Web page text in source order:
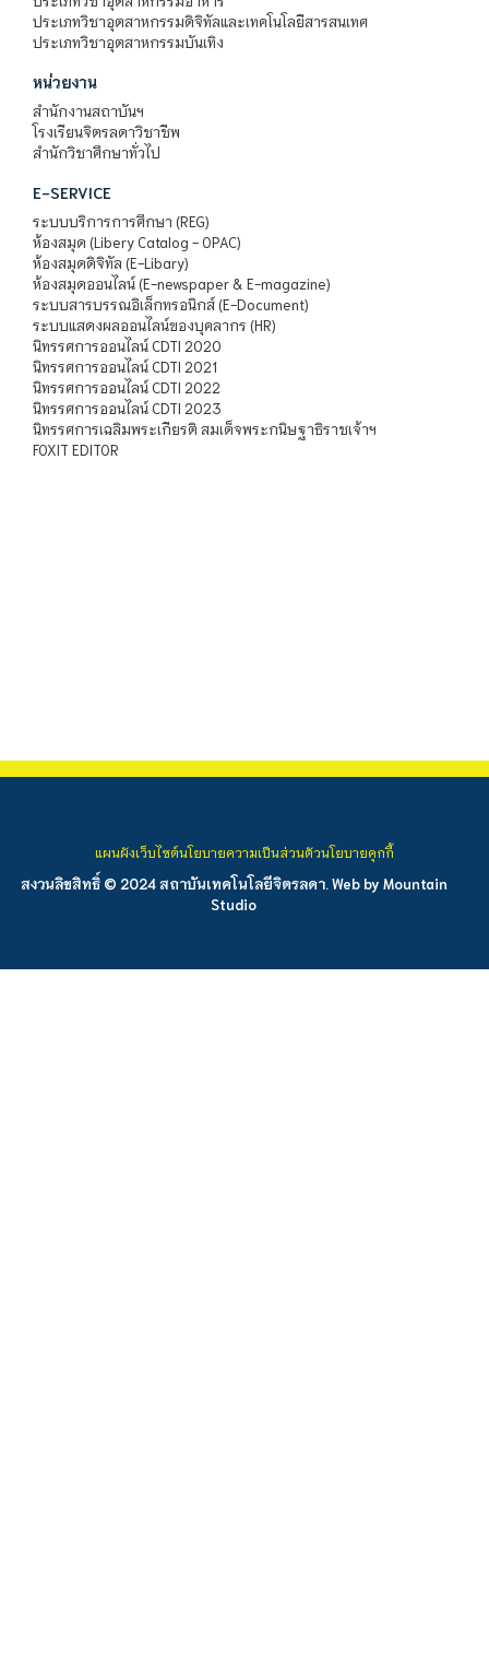
ประเภทวิชาอุตสาหกรรมดิจิทัลและเทคโนโลยีสารสนเทศ
ประเภทวิชาอุตสาหกรรมบันเทิง
หน่วยงาน
สำนักงานสถาบันฯ
โรงเรียนจิตรลดาวิชาชีพ
สำนักวิชาศึกษาทั่วไป
E-SERVICE
ระบบบริการการศึกษา (REG)
ห้องสมุด (Libery Catalog - OPAC)
ห้องสมุดดิจิทัล (E-Libary)
ห้องสมุดออนไลน์ (E-newspaper & E-magazine)
ระบบสารบรรณอิเล็กทรอนิกส์ (E-Document)
ระบบแสดงผลออนไลน์ของบุคลากร (HR)
นิทรรศการออนไลน์ CDTI 2020
นิทรรศการออนไลน์ CDTI 2021
นิทรรศการออนไลน์ CDTI 2022
นิทรรศการออนไลน์ CDTI 2023
นิทรรศการเฉลิมพระเกียรติ สมเด็จพระกนิษฐาธิราชเจ้าฯ
FOXIT EDITOR
สงวนลิขสิทธิ์ © 2024 สถาบันเทคโนโลยีจิตรลดา. Web by Mountain
Studio
แผนผังเว็บไซต์นโยบายความเป็นส่วนตัวนโยบายคุกกี้